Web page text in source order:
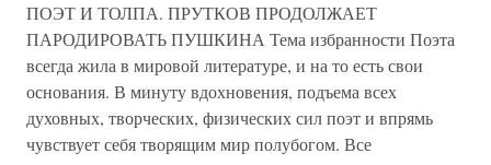
ПОЭТ И ТОЛПА. ПРУТКОВ ПРОДОЛЖАЕТ
ПАРОДИРОВАТЬ ПУШКИНА Тема избранности Поэта
всегда жила в мировой литературе, и на то есть свои
основания. В минуту вдохновения, подъема всех
духовных, творческих, физических сил поэт и впрямь
чувствует себя творящим мир полубогом. Все